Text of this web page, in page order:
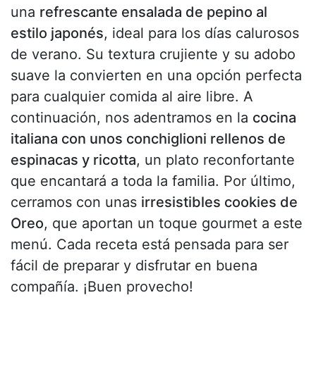
una refrescante ensalada de pepino al
estilo japonés, ideal para los días calurosos
de verano. Su textura crujiente y su adobo
suave la convierten en una opción perfecta
para cualquier comida al aire libre. A
continuación, nos adentramos en la cocina
italiana con unos conchiglioni rellenos de
espinacas y ricotta, un plato reconfortante
que encantará a toda la familia. Por último,
cerramos con unas irresistibles cookies de
Oreo, que aportan un toque gourmet a este
menú. Cada receta está pensada para ser
fácil de preparar y disfrutar en buena
compañía. ¡Buen provecho!